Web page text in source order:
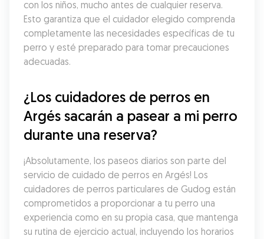
con los niños, mucho antes de cualquier reserva.
Esto garantiza que el cuidador elegido comprenda
completamente las necesidades específicas de tu
perro y esté preparado para tomar precauciones
adecuadas.
¿Los cuidadores de perros en
Argés sacarán a pasear a mi perro
durante una reserva?
¡Absolutamente, los paseos diarios son parte del
servicio de cuidado de perros en Argés! Los
cuidadores de perros particulares de Gudog están
comprometidos a proporcionar a tu perro una
experiencia como en su propia casa, que mantenga
su rutina de ejercicio actual, incluyendo los horarios